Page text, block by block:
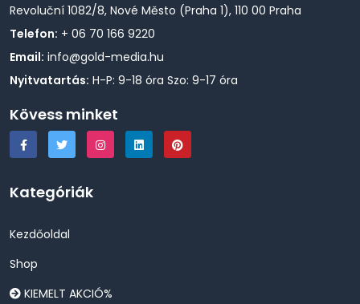
Revoluční 1082/8, Nové Město (Praha 1), 110 00 Praha
Telefon: + 06 70 166 9220
Email: info@gold-media.hu
Nyitvatartás: H-P: 9-18 óra Szo: 9-17 óra
Kövess minket
Kategóriák
Kezdőoldal
Shop
KIEMELT AKCIÓ%